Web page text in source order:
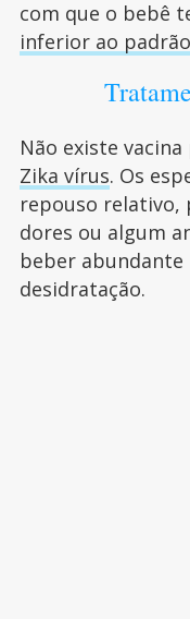
com que o bebê
inferior ao padrão
Não existe
Zika vírus. Os
repouso relativo,
dores ou algum
beber
desidratação.